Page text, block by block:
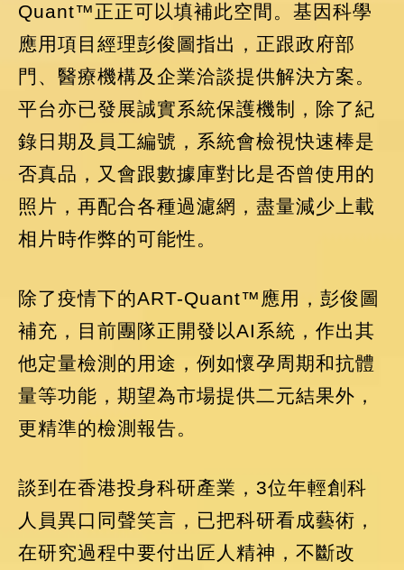
Quant™正正可以填補此空間。基因科學
應用項目經理彭俊圖指出，正跟政府部
門、醫療機構及企業洽談提供解決方案。
平台亦已發展誠實系統保護機制，除了紀
錄日期及員工編號，系統會檢視快速棒是
否真品，又會跟數據庫對比是否曾使用的
照片，再配合各種過濾網，盡量減少上載
相片時作弊的可能性。
除了疫情下的ART-Quant™應用，彭俊圖
補充，目前團隊正開發以AI系統，作出其
他定量檢測的用途，例如懷孕周期和抗體
量等功能，期望為市場提供二元結果外，
更精準的檢測報告。
談到在香港投身科研產業，3位年輕創科
人員異口同聲笑言，已把科研看成藝術，
在研究過程中要付出匠人精神，不斷改